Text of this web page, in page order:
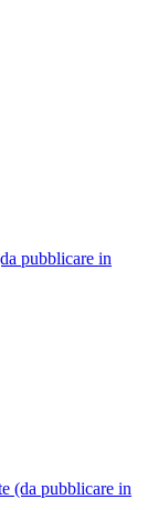
pubblicare in
(da pubblicare in